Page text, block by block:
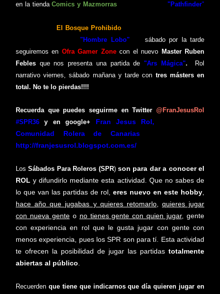
en la tiendaComics y Mazmorras "Pathfinder"
El Bosque Prohibidocon el
"Roleros Novatos" a"Hombre Lobo". El sábado por la tarde
seguiremos en Ofra Gamer Zonecon el nuevo Master Ruben
Febles que nospresentauna partida de "Ars Mágica".
Rol
narrativo viernes,sábado mañana y tardecon tresmásters en
total . No te lo pierdas!!!!
Recuerda que puedes seguirme en Twitter @ FranJesusRol
#SPR36 y en google+ Fran Jesus Rol,
Comunidad Rolera de Canarias
http://franjesusrol.blogspot.com.es/
LosSábados Para Roleros (SPR)son para dar a conocer el
ROL y difundirlo mediante esta actividad. Que no sabes de
lo que van las partidas de rol, eres nuevo en este hobby,
hace año que jugabas y quieres retomarlo, quieres jugar
con nueva genteo no tienes gente con quien jugar, gente
con experiencia en rol que le gusta jugar con gente con
menos experiencia, pues los SPR son para tí. Esta actividad
te ofrecen la posibilidad de jugar las partidas totalmente
abiertas al público.
Recuerden que tiene que indicarnosque día quieren jugar en